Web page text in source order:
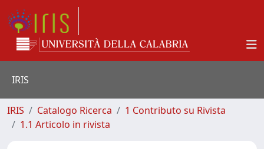
IRIS
IRIS Catalogo Ricerca
1 Contributo su Rivista
1.1 Articolo in rivista